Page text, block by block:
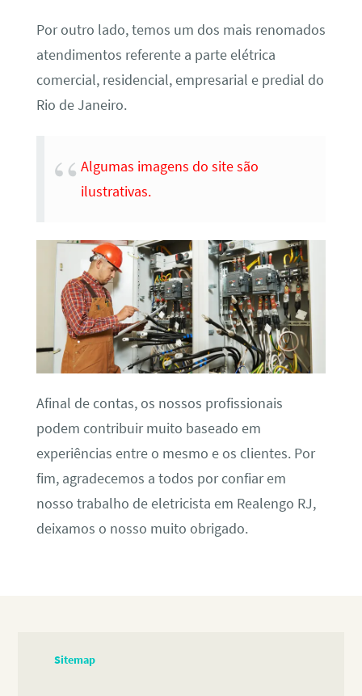
Por outro lado, temos um dos mais renomados
atendimentos referente a parte elétrica
comercial, residencial, empresarial e predial do
Rio de Janeiro.
Algumas imagens do site são
ilustrativas.
Afinal de contas, os nossos profissionais
podem contribuir muito baseado em
experiências entre o mesmo e os clientes. Por
fim, agradecemos a todos por confiar em
nosso trabalho de eletricista em Realengo RJ,
deixamos o nosso muito obrigado.
Sitemap